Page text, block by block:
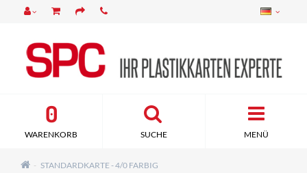
MENÜ
SUCHE
0
WARENKORB
STANDARDKARTE - 4/0 FARBIG